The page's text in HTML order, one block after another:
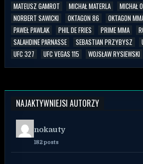
MATEUSZ GAMROT
MICHAŁ MATERLA
MICHAŁ
NORBERT SAWICKI
OKTAGON 86 OKTAGON
PAWEŁ PAWLAK
PHIL DE FRIES PRIME MMA
SALAHDINE PARNASSE
SEBASTIAN PRZYBYSZ
UFC 327
UFC VEGAS 115 WOJSŁAW RYSIEWSKI
NAJAKTYWNIEJSI AUTORZY
nokauty
182 posts